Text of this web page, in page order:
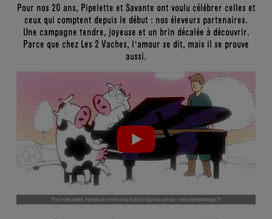
Pour nos 20 ans, Pipelette et Savante ont voulu célébrer celles et
ceux qui comptent depuis le début : nos éleveurs partenaires.
Une campagne tendre, joyeuse et un brin décalée à découvrir.
Parce que chez Les 2 Vaches, l’amour se dit, mais il se prouve
aussi.